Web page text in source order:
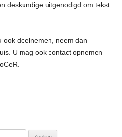
deskundige uitgenodigd om tekst
ook deelnemen, neem dan
U mag ook contact opnemen